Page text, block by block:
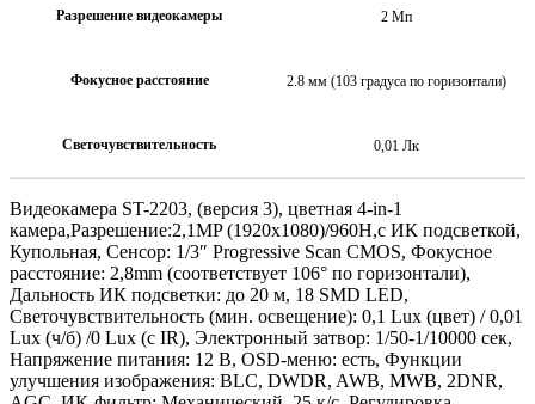
Разрешение видеокамеры 2 Мп
Фокусное расстояние 2.8 мм (103 градуса по горизонтали)
Светочувствительность 0,01 Лк
Видеокамера ST-2203, (версия 3), цветная 4-in-1
камера,Разрешение:2,1MP (1920х1080)/960H,с ИК подсветкой,
Купольная, Сенсор: 1/3″ Progressive Scan CMOS, Фокусное
расстояние: 2,8mm (соответствует 106° по горизонтали),
Дальность ИК подсветки: до 20 м, 18 SMD LED,
Светочувствительность (мин. освещение): 0,1 Lux (цвет) / 0,01
Lux (ч/б) /0 Lux (с IR), Электронный затвор: 1/50-1/10000 сек,
Напряжение питания: 12 В, OSD-меню: есть, Функции
улучшения изображения: BLC, DWDR, AWB, MWB, 2DNR,